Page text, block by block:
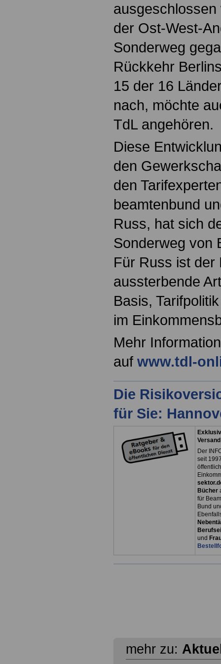
der Ost-West-
Sonderweg
Rückkehr
15 der 16
nach, möchte
TdL angehören.
Diese
den
den
beamtenbund
Russ, hat sich
Sonderweg von
Für Russ ist der
aussterbende
Basis,
im
Mehr
auf www.tdl-
Die
für Sie:
Der
seit
Bücher
für
Bund
und
mehr zu: